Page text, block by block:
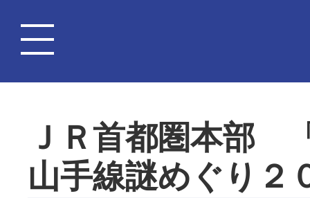
ＪＲ首都圏本部
山手線謎めぐり２